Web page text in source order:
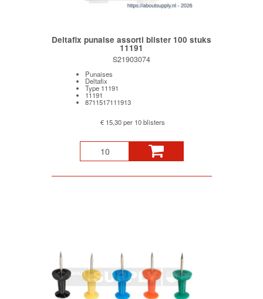
Deltafix punaise assorti blister 100 stuks
11191
S21903074
Punaises
Deltafix
Type 11191
11191
8711517111913
€ 15,30 per 10 blisters